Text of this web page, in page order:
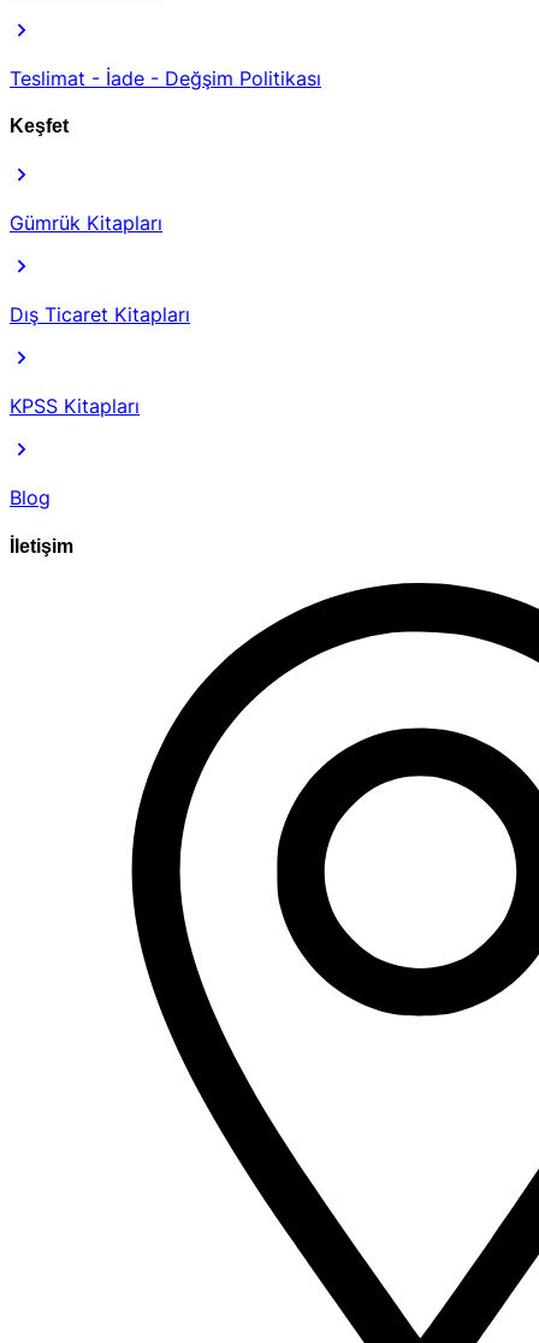
Teslimat - İade - Değşim Politikası
Keşfet
Gümrük Kitapları
Dış Ticaret Kitapları
KPSS Kitapları
Blog
İletişim